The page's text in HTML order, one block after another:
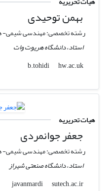
بهمن توحیدی
رشته تخصصی: مهندسی شیمی-
استاد، دانشگاه هریوت وات
b.tohidi
hw.ac.uk
هیات تحریریه
جعفر جوانمردی
رشته تخصصی: مهندسی شیمی-
استاد، دانشگاه صنعتی شیراز
javanmardi
sutech.ac.ir